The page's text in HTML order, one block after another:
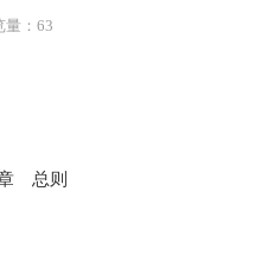
量：63
总则